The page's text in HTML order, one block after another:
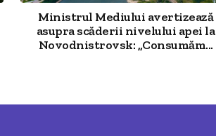
Ministrul Mediului avertizează
asupra scăderii nivelului apei la
Novodnistrovsk: „Consumăm...